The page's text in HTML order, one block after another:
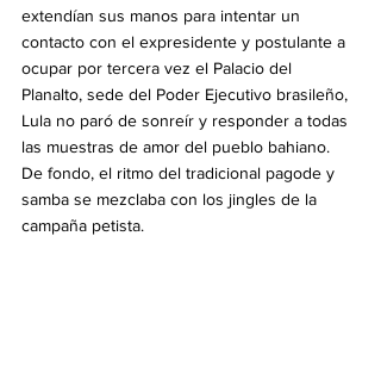
extendían sus manos para intentar un
contacto con el expresidente y postulante a
ocupar por tercera vez el Palacio del
Planalto, sede del Poder Ejecutivo brasileño,
Lula no paró de sonreír y responder a todas
las muestras de amor del pueblo bahiano.
De fondo, el ritmo del tradicional pagode y
samba se mezclaba con los jingles de la
campaña petista.